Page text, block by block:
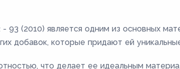
93 (2010) является одним из основных
добавок, которые придают ей
что делает ее идеальным